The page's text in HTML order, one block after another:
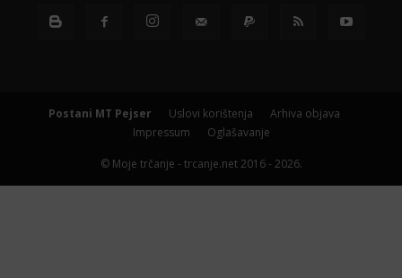
Postani MT Pejser Uslovi korištenja
Arhiva objava
Impressum
Oglašavanje
© Moje trčanje - trcanje.net 2016 - 2026.